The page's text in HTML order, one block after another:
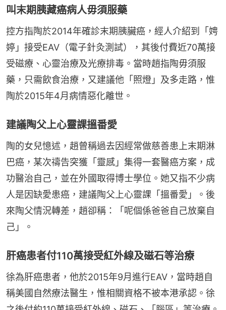
叫末期胰藏癌病人毋須服藥
控方指陶於2014年確診末期胰臟癌，經人介紹到「娉
婷」接受EAV（電子針灸測試），其後付費近70萬接
受磁療、心靈治療及光療排毒。當時趙指陶毋須服
藥，只需飲食治療，又建議他「照燈」及多走路，惟
陶於2015年4月病情惡化離世。
建議陶父上心靈課搵番愛
陶的女兒憶述，趙曾稱過去因經常做慈善患上末期淋
巴癌，某次禱告突獲「靈感」集得一套醫癌方案，成
功醫治自己，並在外國取得博士學位。她又指不少病
人是因缺愛患癌，建議陶父上心靈課「搵番愛」。後
來陶父情況轉差，趙卻稱：「呢個係爸爸自己放棄自
己」。
肝癌患者付110萬接受紅外線及磁石等治療
徐為肝癌患者，他於2015年9月進行EAV，當時趙自
稱美國自然療法醫生，惟相關資格不被本港承認。徐